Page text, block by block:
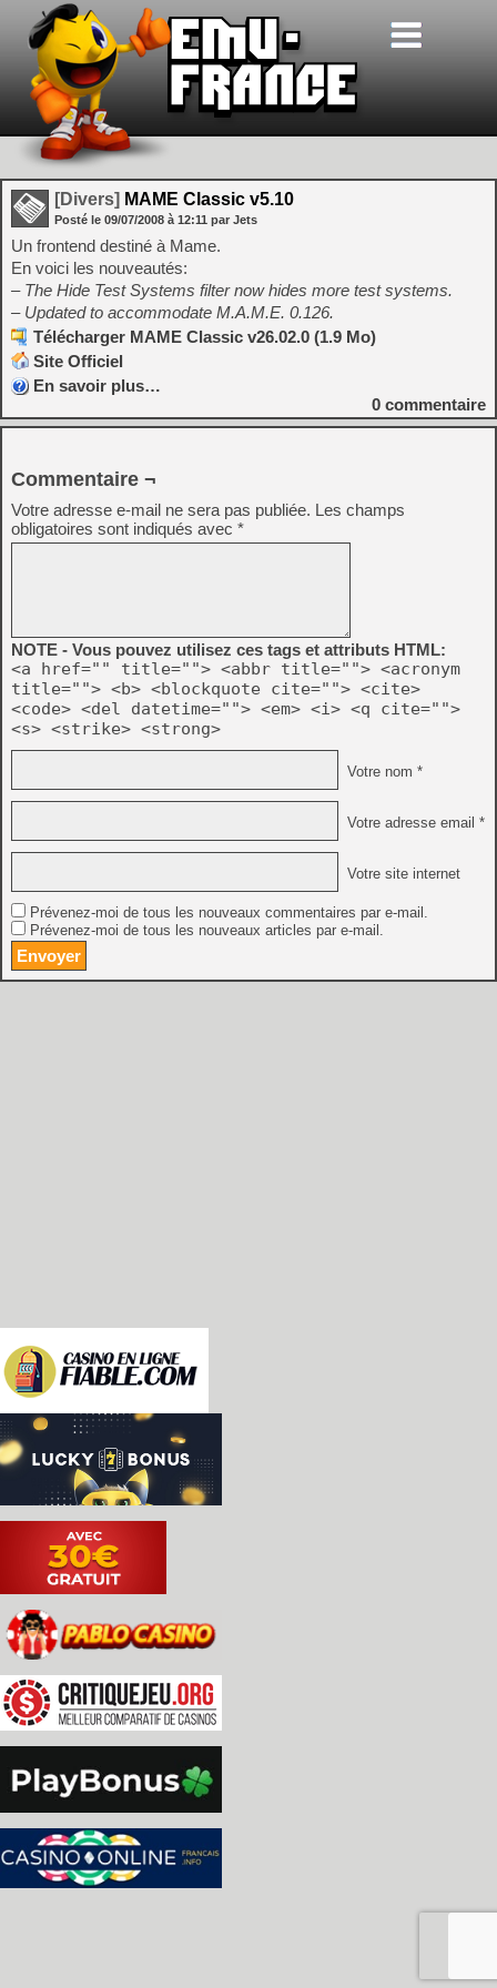
[Divers] MAME Classic v5.10
Posté le 09/07/2008 à 12:11 par Jets
Un frontend destiné à Mame.
En voici les nouveautés:
– The Hide Test Systems filter now hides more test systems.
– Updated to accommodate M.A.M.E. 0.126.
Télécharger MAME Classic v26.02.0 (1.9 Mo)
Site Officiel
En savoir plus…
0 commentaire
Commentaire ¬
Votre adresse e-mail ne sera pas publiée. Les champs
obligatoires sont indiqués avec *
NOTE - Vous pouvez utilisez ces tags et attributs HTML:
<a href="" title=""> <abbr title=""> <acronym
title=""> <b> <blockquote cite=""> <cite>
<code> <del datetime=""> <em> <i> <q cite="">
<s> <strike> <strong>
Votre nom *
Votre adresse email *
Votre site internet
Prévenez-moi de tous les nouveaux commentaires par e-mail.
Prévenez-moi de tous les nouveaux articles par e-mail.